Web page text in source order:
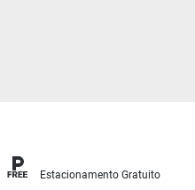
Estacionamento Gratuito